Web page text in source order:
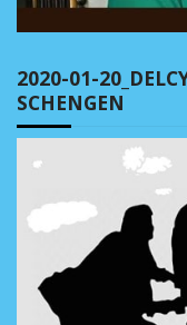
2020-01-
SCHENGEN